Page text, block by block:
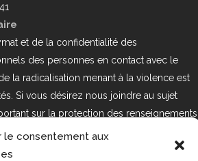
le consentement aux
et de la confidentialité des
des personnes en contact avec le
la radicalisation menant à la violence est
Si vous désirez nous joindre au sujet
sur la protection des renseignements
privé, veuillez communiquer avec
suivant : loi25@cprmv.org Pour en savoir